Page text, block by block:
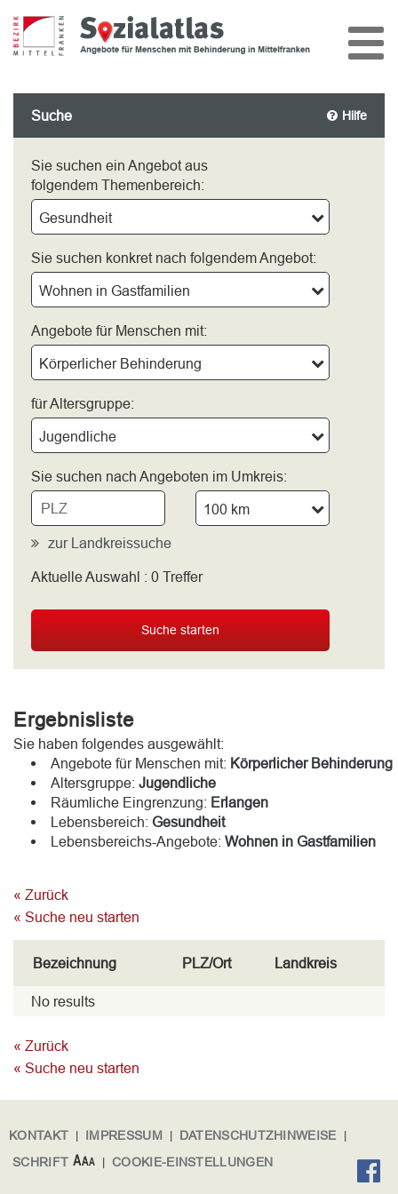
Suche Hilfe
Sie suchen ein Angebot aus
folgendem Themenbereich:
Gesundheit
Sie suchen konkret nach folgendem Angebot:
Wohnen in Gastfamilien
Angebote für Menschen mit:
Körperlicher Behinderung
für Altersgruppe:
Jugendliche
Sie suchen nach Angeboten im Umkreis:
100 km
zur Landkreissuche
bitte wählen
Aktuelle Auswahl : 0 Treffer
Suche starten
Ergebnisliste
Sie haben folgendes ausgewählt:
Angebote für Menschen mit: Körperlicher Behinderung
Altersgruppe: Jugendliche
Räumliche Eingrenzung: Erlangen
Lebensbereich: Gesundheit
Lebensbereichs-Angebote: Wohnen in Gastfamilien
« Zurück
« Suche neu starten
Bezeichnung PLZ/Ort Landkreis
No results
« Zurück
« Suche neu starten
KONTAKT | IMPRESSUM | DATENSCHUTZHINWEISE
|
SCHRIFT
| COOKIE-EINSTELLUNGEN